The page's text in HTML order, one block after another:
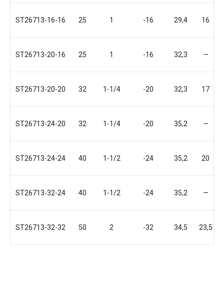
ST26713-16-16 25 1 -16 29,4 16
ST26713-20-16 25 1 -16 32,3 —
ST26713-20-20 32 1-1/4 -20 32,3 17
ST26713-24-20 32 1-1/4 -20 35,2 —
ST26713-24-24 40 1-1/2 -24 35,2 20
ST26713-32-24 40 1-1/2 -24 35,2 —
ST26713-32-32 50 2 -32 34,5 23,5